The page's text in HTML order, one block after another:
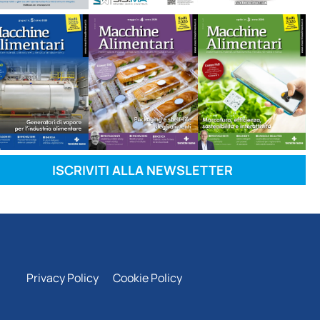
ISCRIVITI ALLA NEWSLETTER
Privacy Policy Cookie Policy